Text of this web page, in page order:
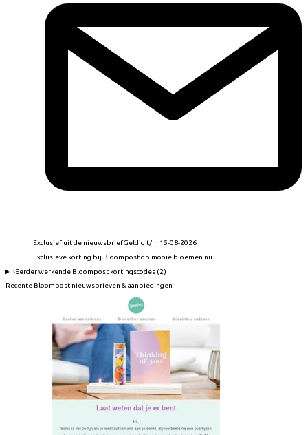
Exclusief uit de nieuwsbriefGeldig t/m 15-08-2026
Exclusieve korting bij Bloompost op mooie bloemen nu
›Eerder werkende Bloompostkortingscodes (2)
Recente Bloompost nieuwsbrieven & aanbiedingen